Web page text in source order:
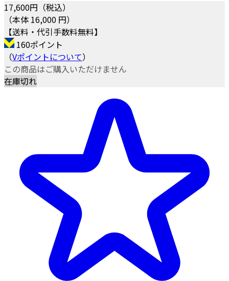
17,600円（税込）
（本体 16,000 円）
【送料・代引手数料無料】
160ポイント
（Vポイントについて）
この商品はご購入いただけません
在庫切れ